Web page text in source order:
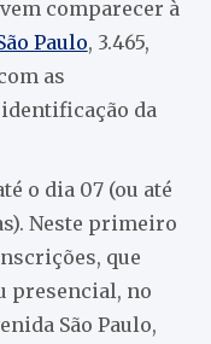
comparecer à
Paulo, 3.465,
as
da
o dia 07 (ou até
Neste primeiro
que
presencial, no
São Paulo,